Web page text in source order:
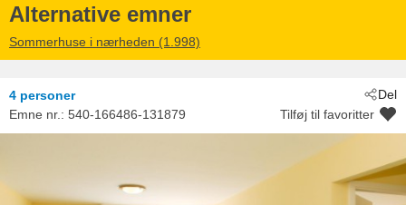
Alternative emner
Sommerhuse i nærheden (1.998)
Del
4 personer
Emne nr.: 540-166486-131879 Tilføj til favoritter